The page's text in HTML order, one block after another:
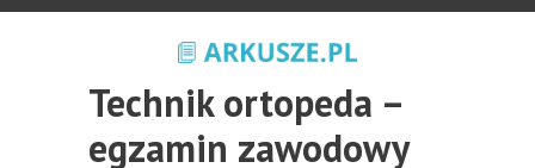
Technik ortopeda –
egzamin zawodowy